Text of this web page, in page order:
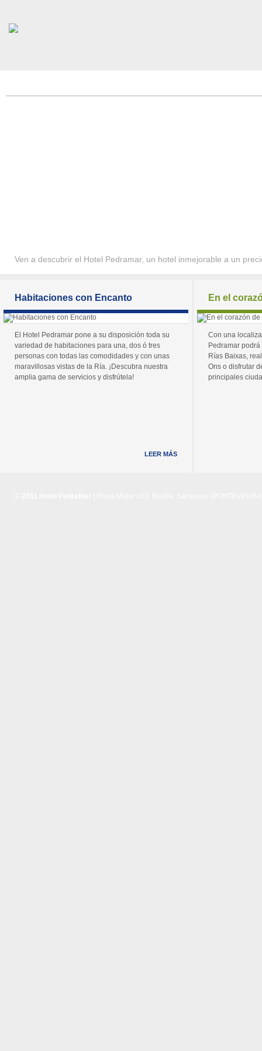
Ven a descubrir el Hotel Pedramar, un hotel inmejorable a un
Habitaciones con Encanto
El Hotel Pedramar pone a su disposición toda su
variedad de habitaciones para una, dos ó tres
personas con todas las comodidades y con unas
maravillosas vistas de la Ría. ¡Descubra nuestra
amplia gama de servicios y disfrútela!
LEER MÁS
En el
Con una
Pedramar
Rías Baixas,
Ons o disfrutar
principales